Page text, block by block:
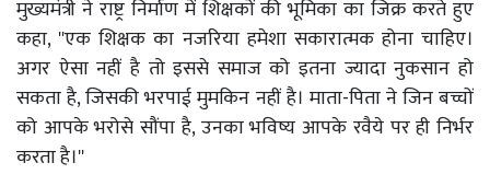
मुख्यमंत्री ने राष्ट्र निर्माण में शिक्षकों की भूमिका का जिक्र करते हुए
कहा, ''एक शिक्षक का नजरिया हमेशा सकारात्मक होना चाहिए।
अगर ऐसा नहीं है तो इससे समाज को इतना ज्यादा नुकसान हो
सकता है, जिसकी भरपाई मुमकिन नहीं है। माता-पिता ने जिन बच्चों
को आपके भरोसे सौंपा है, उनका भविष्य आपके रवैये पर ही निर्भर
करता है।''